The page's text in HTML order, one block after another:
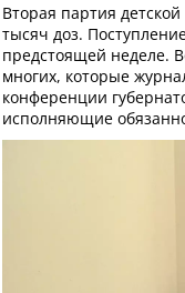
Вторая партия
тысяч доз.
предстоящей неделе.
многих, которые
конференции
исполняющие